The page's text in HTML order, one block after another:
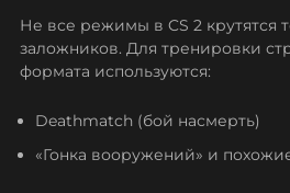
Не все режимы в CS 2 крутятся
заложников. Для тренировки
формата используются:
Deathmatch (бой насмерть)
«Гонка вооружений» и